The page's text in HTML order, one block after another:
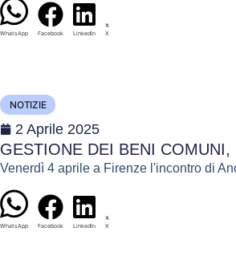
WhatsApp Facebook LinkedIn X
NOTIZIE
2 Aprile 2025
GESTIONE DEI BENI
Venerdì 4 aprile a Firenze l'incontro di
WhatsApp Facebook LinkedIn X